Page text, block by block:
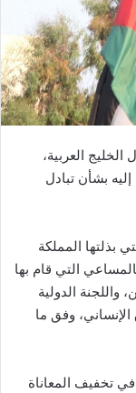
العربية،
بشأن تبادل
بذلتها المملكة
التي قام بها
الدولية
وفق ما
تخفيف المعاناة